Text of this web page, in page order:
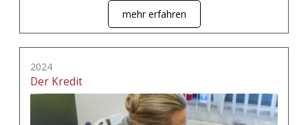
mehr erfahren
2024
Der Kredit